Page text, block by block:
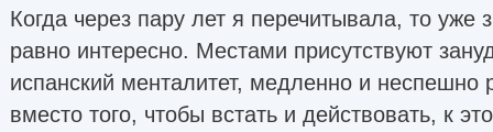
Когда через пару лет я перечитывала, то уже
равно интересно. Местами присутствуют
испанский менталитет, медленно и неспешно
вместо того, чтобы встать и действовать, к